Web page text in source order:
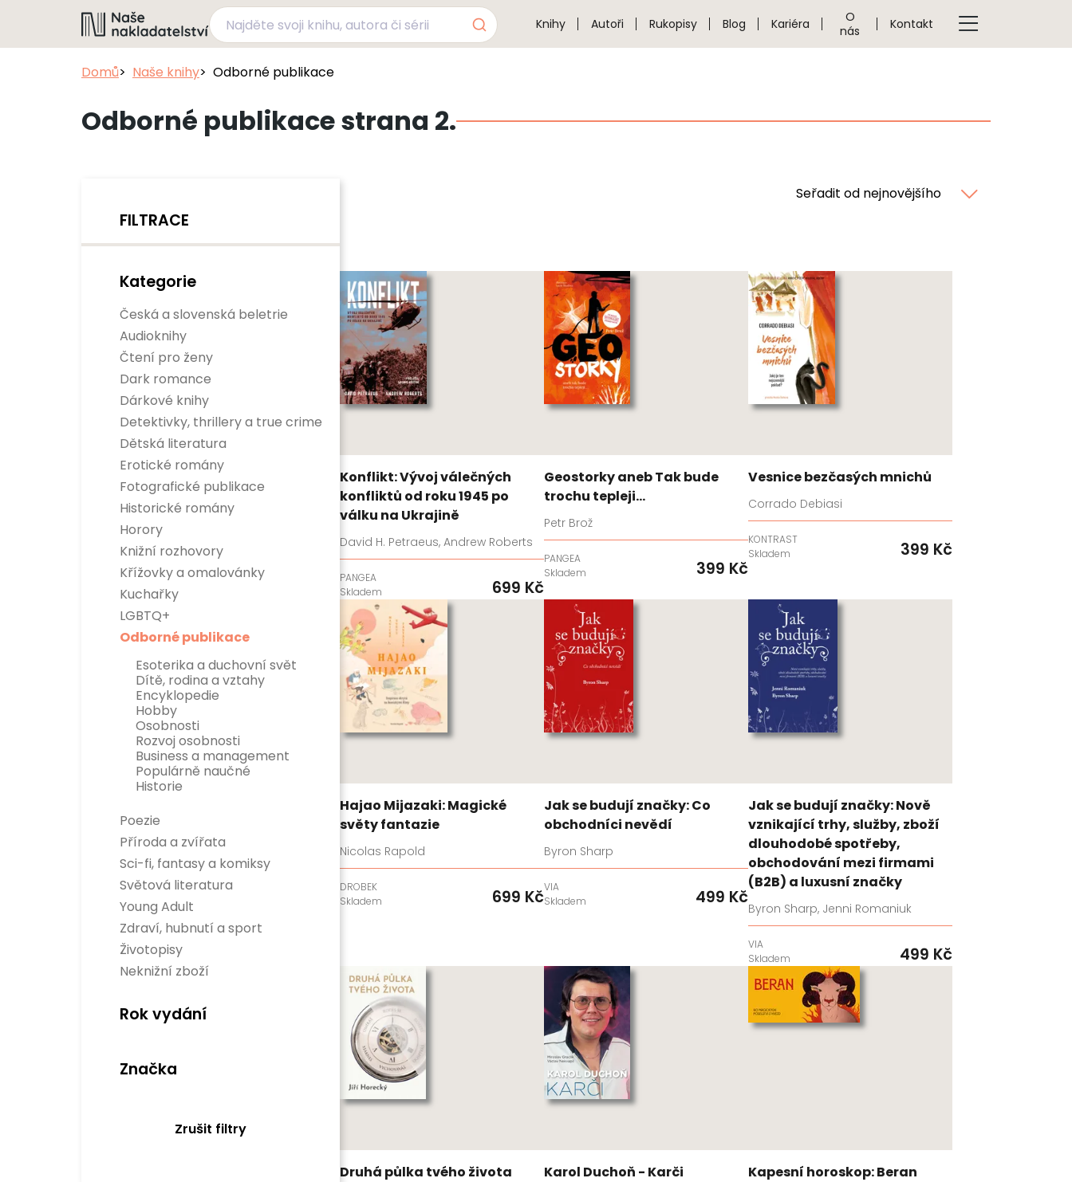
Knihy Autoři Rukopisy Blog Kariéra
O
nás
Kontakt
Domů Naše knihy Odborné publikace
Odborné publikace strana 2.
FILTRACE
Kategorie
Česká a slovenská beletrie
Audioknihy
Čtení pro ženy
Dark romance
Dárkové knihy
Detektivky, thrillery a true crime
Detektivky
True crime
Thrillery
Dětská literatura
Dětská naučná
Dětská beletrie
Erotické romány
Fotografické publikace
Historické romány
Horory
Knižní rozhovory
Křížovky a omalovánky
Kuchařky
LGBTQ+
Odborné publikace
Esoterika a duchovní svět
Dítě, rodina a vztahy
Encyklopedie
Hobby
Osobnosti
Rozvoj osobnosti
Business a management
Populárně naučné
Historie
Poezie
Příroda a zvířata
Sci-fi, fantasy a komiksy
Sci-fi
Fantasy
Komiksy
Verneovky
Gamebooky
Manga
Světová literatura
Divadelní hry
Světová beletrie
Young Adult
Zdraví, hubnutí a sport
Sport
Zdraví a hubnutí
Životopisy
Neknižní zboží
Rok vydání
Značka
Zrušit filtry
Seřadit od nejnovějšího
Konflikt: Vývoj válečných
konfliktů od roku 1945 po
válku na Ukrajině
David H. Petraeus, Andrew Roberts
PANGEA
Skladem
699 Kč
Geostorky aneb Tak bude
trochu tepleji...
Petr Brož
PANGEA
Skladem
399 Kč
Vesnice bezčasých mnichů
Corrado Debiasi
KONTRAST
Skladem
399 Kč
Hajao Mijazaki: Magické
světy fantazie
Nicolas Rapold
DROBEK
Skladem
699 Kč
Jak se budují značky: Co
obchodníci nevědí
Byron Sharp
VIA
Skladem
499 Kč
Jak se budují značky: Nově
vznikající trhy, služby, zboží
dlouhodobé spotřeby,
obchodování mezi firmami
(B2B) a luxusní značky
Byron Sharp, Jenni Romaniuk
VIA
Skladem
499 Kč
Druhá půlka tvého života Karol Duchoň - Karči Kapesní horoskop: Beran